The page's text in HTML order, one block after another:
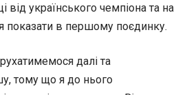
від українського чемпіона та на
показати в першому поєдинку.
далі та
тому що я до нього